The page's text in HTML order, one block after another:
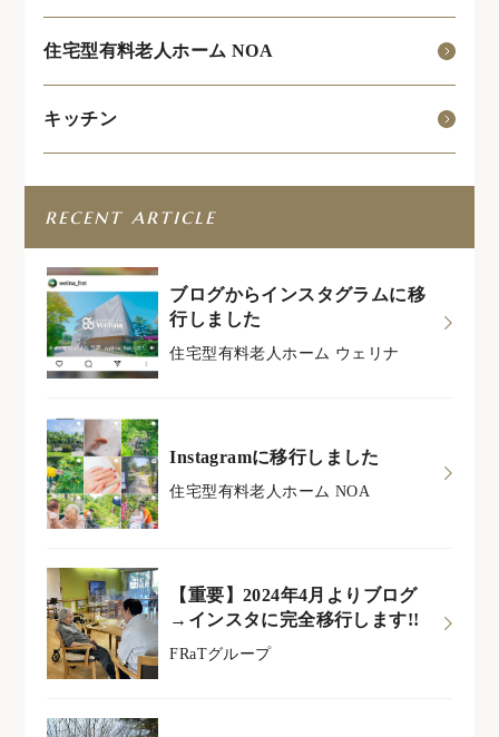
住宅型有料老人ホーム NOA
キッチン
recent article
ブログからインスタグラムに移
行しました
住宅型有料老人ホーム ウェリナ
Instagramに移行しました
住宅型有料老人ホーム NOA
【重要】2024年4月よりブログ
→インスタに完全移行します!!
FRaTグループ